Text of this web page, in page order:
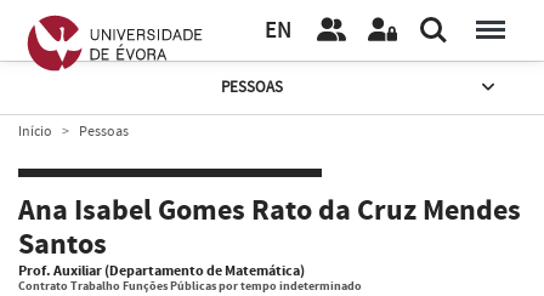
EN
PESSOAS
Início Pessoas
Ana Isabel Gomes Rato da Cruz Mendes
Santos
Prof. Auxiliar (Departamento de Matemática)
Contrato Trabalho Funções Públicas por tempo indeterminado